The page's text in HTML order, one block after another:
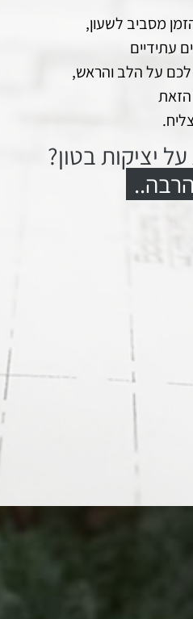
מסביב לשעון,
עתידיים
לכם על הלב והראש,
הזאת
יציקות בטון?